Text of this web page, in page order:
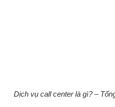
Dịch vụ call center là gì? –